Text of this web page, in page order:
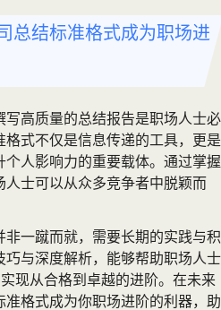
总结标准格式成为职场进
高质量的总结报告是职场人士必
式不仅是信息传递的工具，更是
人影响力的重要载体。通过掌握
士可以从众多竞争者中脱颖而
一蹴而就，需要长期的实践与积
与深度解析，能够帮助职场人士
现从合格到卓越的进阶。在未来
格式成为你职场进阶的利器，助